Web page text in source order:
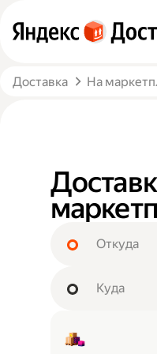
Доставка На